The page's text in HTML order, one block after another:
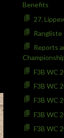
Benefits
27.
Rangliste
Reports
F3B WC
F3B WC
F3B WC
F3B WC
F3B WC